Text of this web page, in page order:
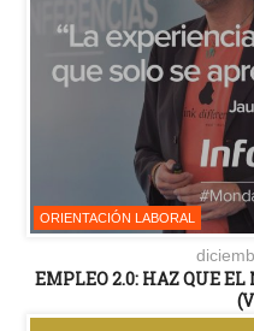
ORIENTACIÓN LABORAL
EMPLEO 2.0: HAZ QUE